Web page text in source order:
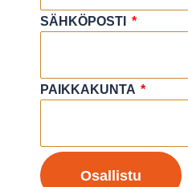
SÄHKÖPOSTI
PAIKKAKUNTA
Osallistu